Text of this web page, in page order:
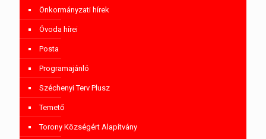
Önkormányzati hírek
Óvoda hírei
Posta
Programajánló
Széchenyi Terv Plusz
Temető
Torony Községért Alapítvány